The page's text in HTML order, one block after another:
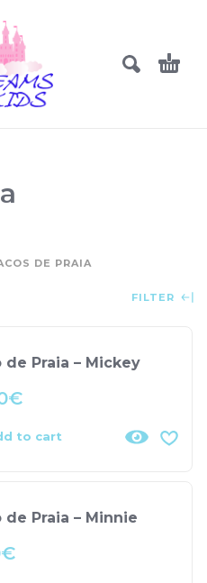
DE PRAIA
FILTER
de Praia – Mickey
€
to cart
de Praia – Minnie
€